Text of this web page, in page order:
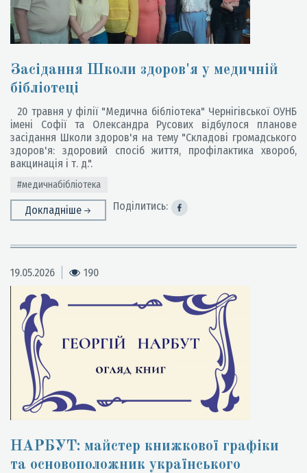
Засідання Школи здоров'я у медичній
бібліотеці
20 травня у філії "Медична бібліотека" Чернігівської ОУНБ
імені Софії та Олександра Русових відбулося планове
засідання Школи здоров'я на тему "Складові громадського
здоров'я: здоровий спосіб життя, профілактика хвороб,
вакцинація і т. д.".
#медичнабібліотека
Докладніше Поділитись:
19.05.2026 190
НАРБУТ: майстер книжкової графіки
та основоположник українського